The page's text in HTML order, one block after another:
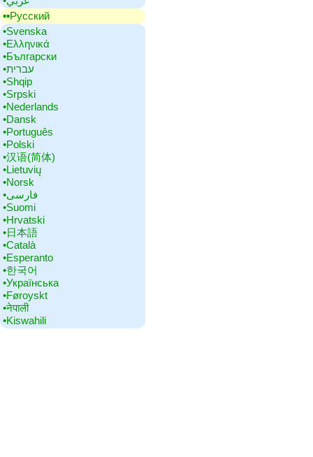
▪▪‎Русский
•‎Svenska
•‎Ελληνικά
•‎Български
•‎עברית
•‎Shqip
•‎Srpski
•‎Nederlands
•‎Dansk
•‎Português
•‎Polski
•‎汉语(简体)
•‎Lietuvių
•‎Norsk
•‎فارسی
•‎Suomi
•‎Hrvatski
•‎日本語
•‎Català
•‎Esperanto
•‎한국어
•‎Українська
•‎Føroyskt
•‎नेपाली
•‎Kiswahili